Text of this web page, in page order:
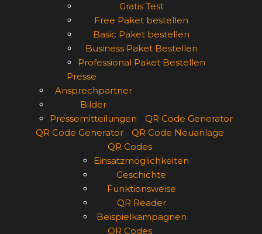
Gratis Test
Free Paket bestellen
Basic Paket bestellen
Business Paket Bestellen
Professional Paket Bestellen
Presse
Ansprechpartner
Bilder
Pressemitteilungen
QR Code Generator
QR Code Generator
QR Code Neuanlage
QR Codes
Einsatzmöglichkeiten
Geschichte
Funktionsweise
QR Reader
Beispielkampagnen
QR Codes